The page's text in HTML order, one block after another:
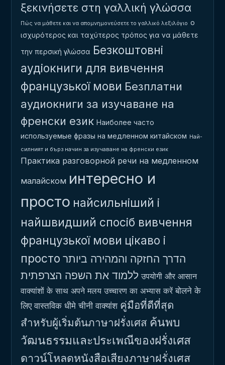
ξεκινήσετε στη γαλλική γλώσσα
Πώς να μάθετε και να απομνημονεύσετε το γαλλικό λεξιλόγιο ο
ισχυρότερος και ταχύτερος τρόπος για να μάθετε
την περσική γλώσσα Безкоштовні
аудіокниги для вивчення
французької мови Безплатни
аудиокниги за изучаване на
френски език Наиболее часто
используемые фразы на медленном китайском Най-
силният и бърз начин за изучаване на френски език
Практика разговорной речи на медленном
малайском интересно и
просто найсильніший і
найшвидший спосіб вивчення
французької мови цікаво і
просто הדרך החזקה והמהירה ביותר
ללמוד את השפה הצרפתית उपयोगी और आसान
वाक्यांशों के साथ अपने मलय उच्चारण का अभ्यास करें बोलने के
लिए वास्तविक धीमे चीनी वाक्यांश คู่มือที่ดีที่สุด
สำหรับผู้เริ่มต้นภาษาฝรั่งเศส ค้นพบ
วัฒนธรรมและประเพณีของฝรั่งเศส
ดาวน์โหลดหนังสือเสียงภาษาฝรั่งเศส